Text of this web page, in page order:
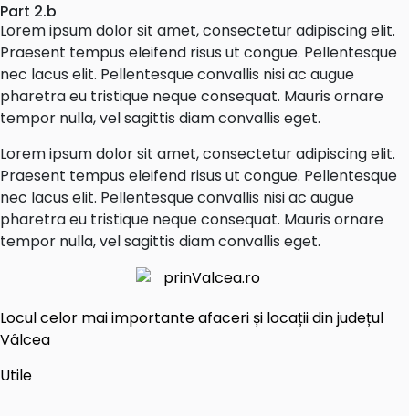
Part 2.b
Lorem ipsum dolor sit amet, consectetur adipiscing elit.
Praesent tempus eleifend risus ut congue. Pellentesque
nec lacus elit. Pellentesque convallis nisi ac augue
pharetra eu tristique neque consequat. Mauris ornare
tempor nulla, vel sagittis diam convallis eget.
Lorem ipsum dolor sit amet, consectetur adipiscing elit.
Praesent tempus eleifend risus ut congue. Pellentesque
nec lacus elit. Pellentesque convallis nisi ac augue
pharetra eu tristique neque consequat. Mauris ornare
tempor nulla, vel sagittis diam convallis eget.
Locul celor mai importante afaceri și locații din județul
Vâlcea
Utile